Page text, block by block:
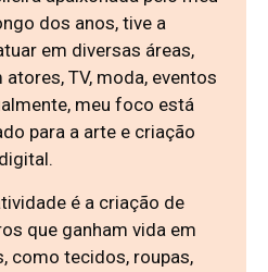
dos anos, tive a
em diversas áreas,
TV, moda, eventos
meu foco está
para a arte e criação
digital.
é a criação de
que ganham vida em
como tecidos, roupas,